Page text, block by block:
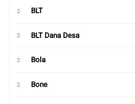
BLT
BLT Dana Desa
Bola
Bone